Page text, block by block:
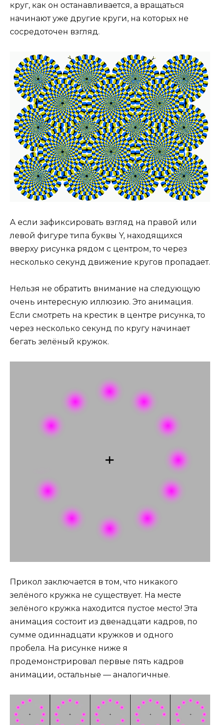
круг, как он останавливается, а вращаться
начинают уже другие круги, на которых не
сосредоточен взгляд.
А если зафиксировать взгляд на правой или
левой фигуре типа буквы Y, находящихся
вверху рисунка рядом с центром, то через
несколько секунд движение кругов пропадает.
Нельзя не обратить внимание на следующую
очень интересную иллюзию. Это анимация.
Если смотреть на крестик в центре рисунка, то
через несколько секунд по кругу начинает
бегать зелёный кружок.
Прикол заключается в том, что никакого
зелёного кружка не существует. На месте
зелёного кружка находится пустое место! Эта
анимация состоит из двенадцати кадров, по
сумме одиннадцати кружков и одного
пробела. На рисунке ниже я
продемонстрировал первые пять кадров
анимации, остальные — аналогичные.